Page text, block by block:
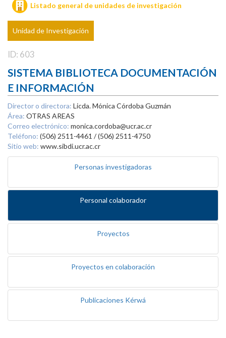
Listado general de unidades de investigación
Unidad de Investigación
ID: 603
SISTEMA BIBLIOTECA DOCUMENTACIÓN
E INFORMACIÓN
Director o directora: Licda. Mónica Córdoba Guzmán
Área: OTRAS AREAS
Correo electrónico: monica.cordoba@ucr.ac.cr
Teléfono: (506) 2511-4461 / (506) 2511-4750
Sitio web: www.sibdi.ucr.ac.cr
Personas investigadoras
Personal colaborador
Proyectos
Proyectos en colaboración
Publicaciones Kérwá